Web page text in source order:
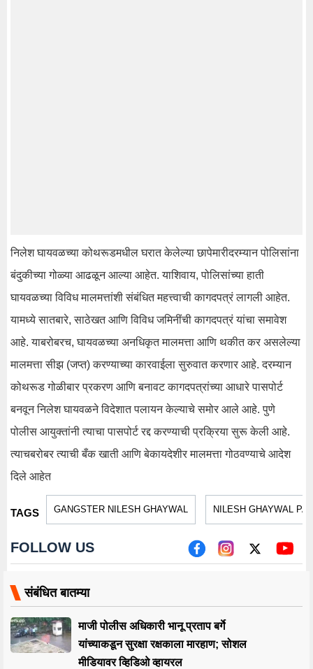
निलेश घायवळच्या कोथरूडमधील घरात केलेल्या छापेमारीदरम्यान पोलिसांना
बंदुकीच्या गोळ्या आढळून आल्या आहेत. याशिवाय, पोलिसांच्या हाती
घायवळच्या विविध मालमत्तांशी संबंधित महत्त्वाची कागदपत्रं लागली आहेत.
यामध्ये सातबारे, साठेखत आणि विविध जमिनींची कागदपत्रं यांचा समावेश
आहे. याबरोबरच, घायवळच्या अनधिकृत मालमत्ता आणि थकीत कर असलेल्या
मालमत्ता सीझ (जप्त) करण्याच्या कारवाईला सुरुवात करणार आहे. दरम्यान
कोथरूड गोळीबार प्रकरण आणि बनावट कागदपत्रांच्या आधारे पासपोर्ट
बनवून निलेश घायवळने विदेशात पलायन केल्याचे समोर आले आहे. पुणे
पोलीस आयुक्तांनी त्याचा पासपोर्ट रद्द करण्याची प्रक्रिया सुरू केली आहे.
त्याचबरोबर त्याची बँक खाती आणि बेकायदेशीर मालमत्ता गोठवण्याचे आदेश
दिले आहेत
TAGS GANGSTER NILESH GHAYWAL NILESH GHAYWAL
FOLLOW US
संबंधित बातम्या
माजी पोलीस अधिकारी भानू प्रताप बर्गे
यांच्याकडून सुरक्षा रक्षकाला मारहाण; सोशल
मीडियावर व्हिडिओ व्हायरल